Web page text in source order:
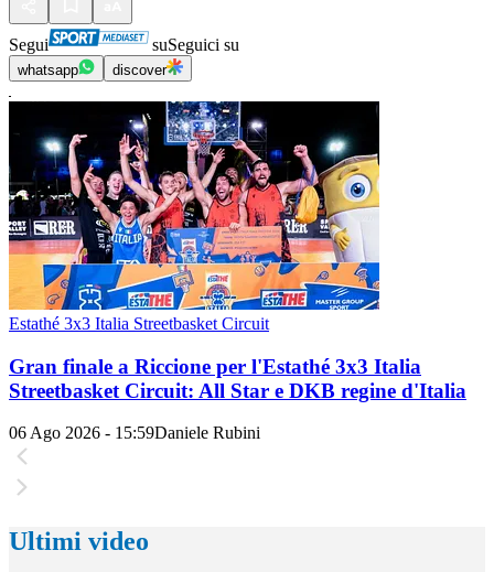
Segui suSeguici su
whatsapp discover
Estathé 3x3 Italia Streetbasket Circuit
Gran finale a Riccione per l'Estathé 3x3 Italia
Streetbasket Circuit: All Star e DKB regine d'Italia
06 Ago 2026 - 15:59Daniele Rubini
Ultimi video